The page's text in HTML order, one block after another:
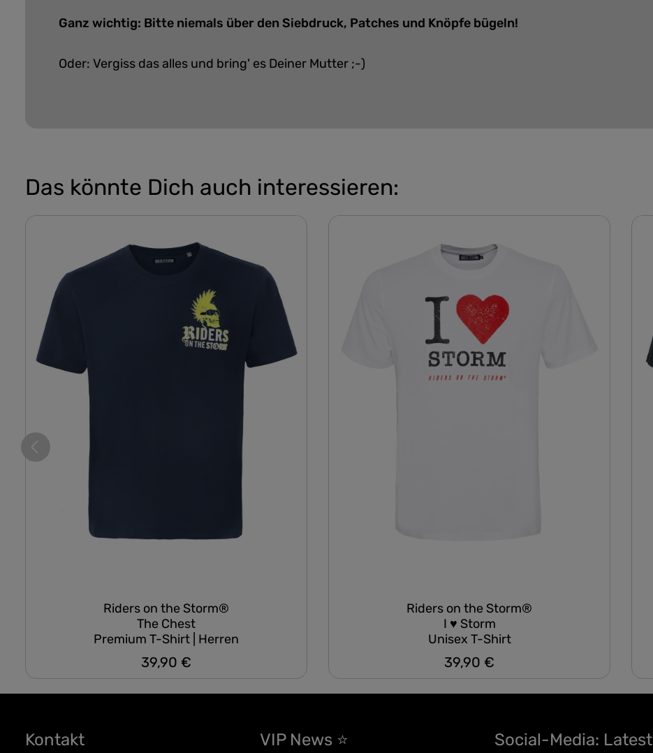
Ganz wichtig: Bitte niemals über den Siebdruck, Patches und Knöpfe bügeln!
Oder: Vergiss das alles und bring' es Deiner Mutter ;-)
Das könnte Dich auch interessieren:
Riders on the Storm®
The Chest
Premium T-Shirt | Herren
Regulärer Preis:
39,90 €
Riders on the Storm®
I ♥ Storm
Unisex T-Shirt
Regulärer Preis:
39,90 €
Kontakt VIP News ⭐ Social-Media: Latest